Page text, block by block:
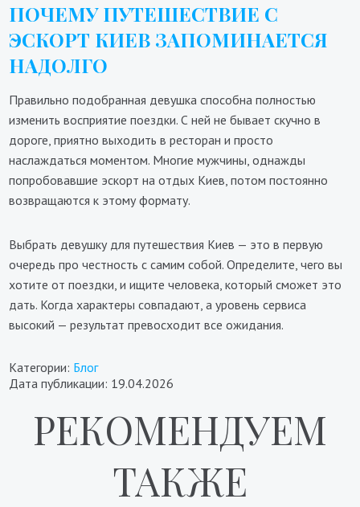
ПОЧЕМУ ПУТЕШЕСТВИЕ С
ЭСКОРТ КИЕВ ЗАПОМИНАЕТСЯ
НАДОЛГО
Правильно подобранная девушка способна полностью
изменить восприятие поездки. С ней не бывает скучно в
дороге, приятно выходить в ресторан и просто
наслаждаться моментом. Многие мужчины, однажды
попробовавшие эскорт на отдых Киев, потом постоянно
возвращаются к этому формату.
Выбрать девушку для путешествия Киев — это в первую
очередь про честность с самим собой. Определите, чего вы
хотите от поездки, и ищите человека, который сможет это
дать. Когда характеры совпадают, а уровень сервиса
высокий — результат превосходит все ожидания.
Категории: Блог
Дата публикации: 19.04.2026
РЕКОМЕНДУЕМ
ТАКЖЕ